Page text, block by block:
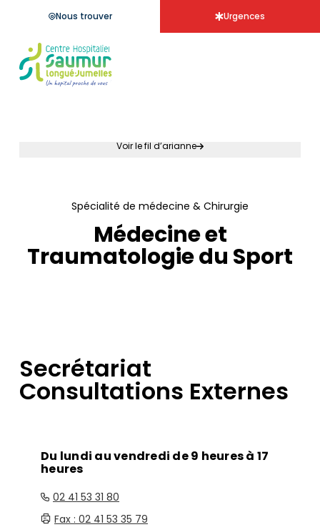
navigation
recherche
d'accessibilitéNous trouver Urgences
Accueil - Centre hospitalier Saumur
Voir le fil d’arianne
Spécialité de médecine & Chirurgie
Médecine et
Traumatologie du Sport
Secrétariat
Consultations Externes
Du lundi au vendredi de 9 heures à 17
heures
02 41 53 31 80
Fax : 02 41 53 35 79